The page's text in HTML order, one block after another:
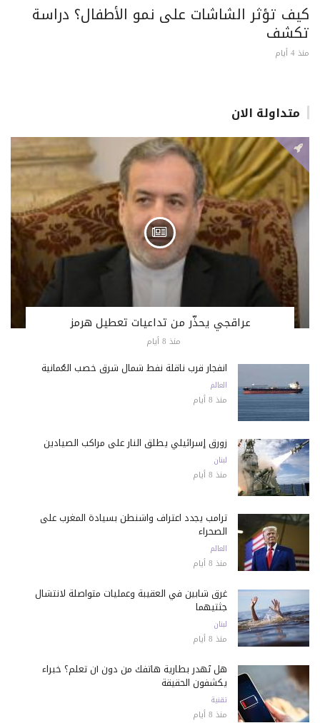
كيف تؤثر الشاشات على نمو الأطفال؟ دراسة
تكشف
منذ 4 أيام
متداولة الان
عراقجي يحذّر من تداعيات تعطيل هرمز
منذ 8 أيام
انفجار قرب ناقلة نفط شمال شرق خصب العُمانية
العالم
منذ 8 أيام
زورق إسرائيلي يطلق النار على مراكب الصيادين
لبنان
منذ 8 أيام
ترامب يجدد اعتراف واشنطن بسيادة المغرب على
الصحراء
العالم
منذ 8 أيام
غرق شابين في العقيبة وعمليات متواصلة لانتشال
جثتيهما
لبنان
منذ 8 أيام
هل تُهدر بطارية هاتفك من دون أن تعلم؟ خبراء
يكشفون الحقيقة
تقنية
منذ 8 أيام